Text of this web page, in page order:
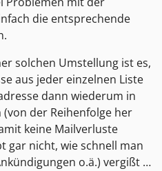
die entsprechende
solchen Umstellung ist es,
aus jeder einzelnen Liste
dann wiederum in
der Reihenfolge her
keine Mailverluste
gar nicht, wie schnell man
o.ä.) vergißt …